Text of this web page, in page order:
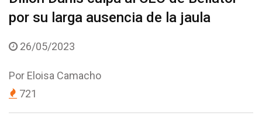
por su larga ausencia de la jaula
26/05/2023
Por Eloisa Camacho
721